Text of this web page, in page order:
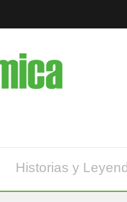
Historias y